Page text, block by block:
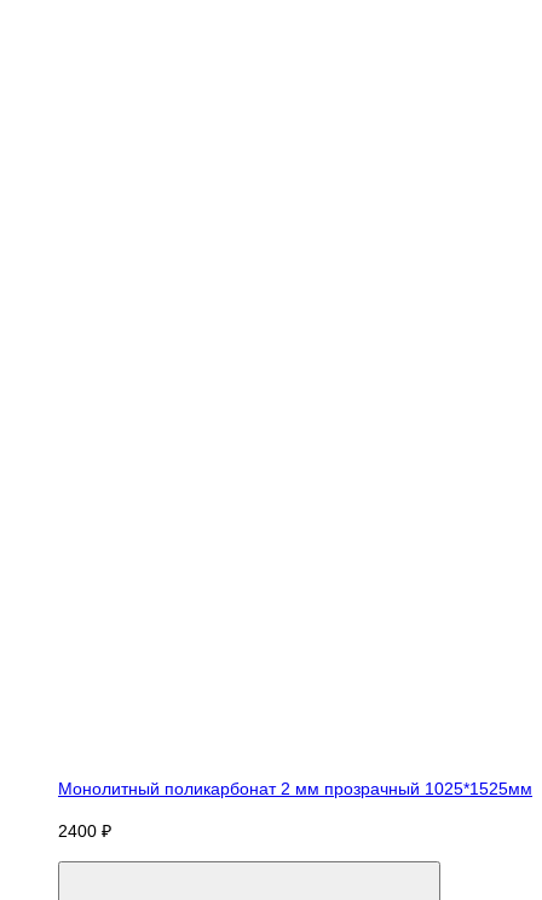
Монолитный поликарбонат 2 мм прозрачный 1025*1525мм
2400 ₽